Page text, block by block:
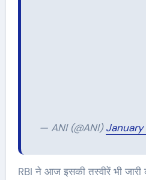
— ANI (@ANI)January
RBI ने आज इसकी तस्वीरें भी